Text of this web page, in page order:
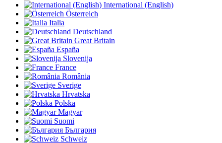
International (English)
Österreich
Italia
Deutschland
Great Britain
España
Slovenija
France
România
Sverige
Hrvatska
Polska
Magyar
Suomi
България
Schweiz